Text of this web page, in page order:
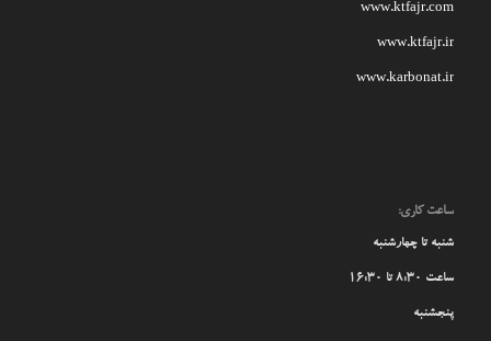
www.ktfajr.com
www.ktfajr.ir
www.karbonat.ir
ساعت کاری:
شنبه تا چهارشنبه
ساعت 8:30 تا 16:30
پنجشنبه